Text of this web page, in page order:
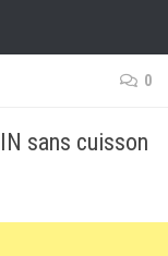
0
sans cuisson